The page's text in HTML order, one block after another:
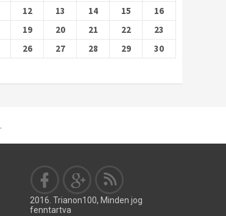
12 13 14 15
16
19 20 21 22
23
26 27 28 29
30
2016. Trianon100, Minden jog
fenntartva